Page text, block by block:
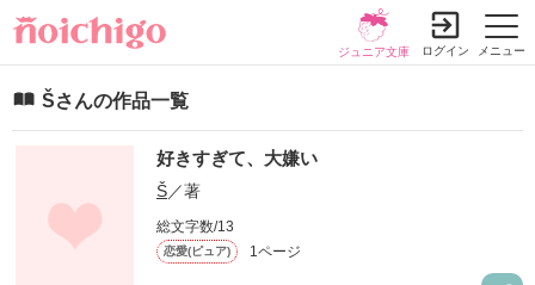
メニュー
ジュニア文庫 ログイン
Šさんの作品一覧
好きすぎて、大嫌い
Š／著
総文字数/13
恋愛(ピュア) 1ページ